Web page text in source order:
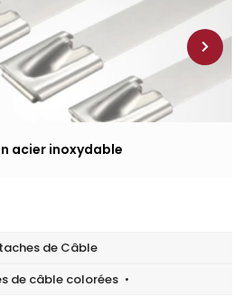
de Câble
de câble colorées
acier inoxydable